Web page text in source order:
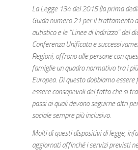
La Legge 134 del 2015 (la prima
Guida numero 21 per il trattamento
autistico e le “Linee di Indirizzo” del
Conferenza Unificata e
Regioni, offrono alle persone con
famiglie un quadro normativo tra i
Europea. Di questo dobbiamo essere
essere consapevoli del fatto che si
passi ai quali devono seguirne altri
sociale sempre più inclusivo.
Molti di questi dispositivi di legge,
aggiornati affinché i servizi previsti